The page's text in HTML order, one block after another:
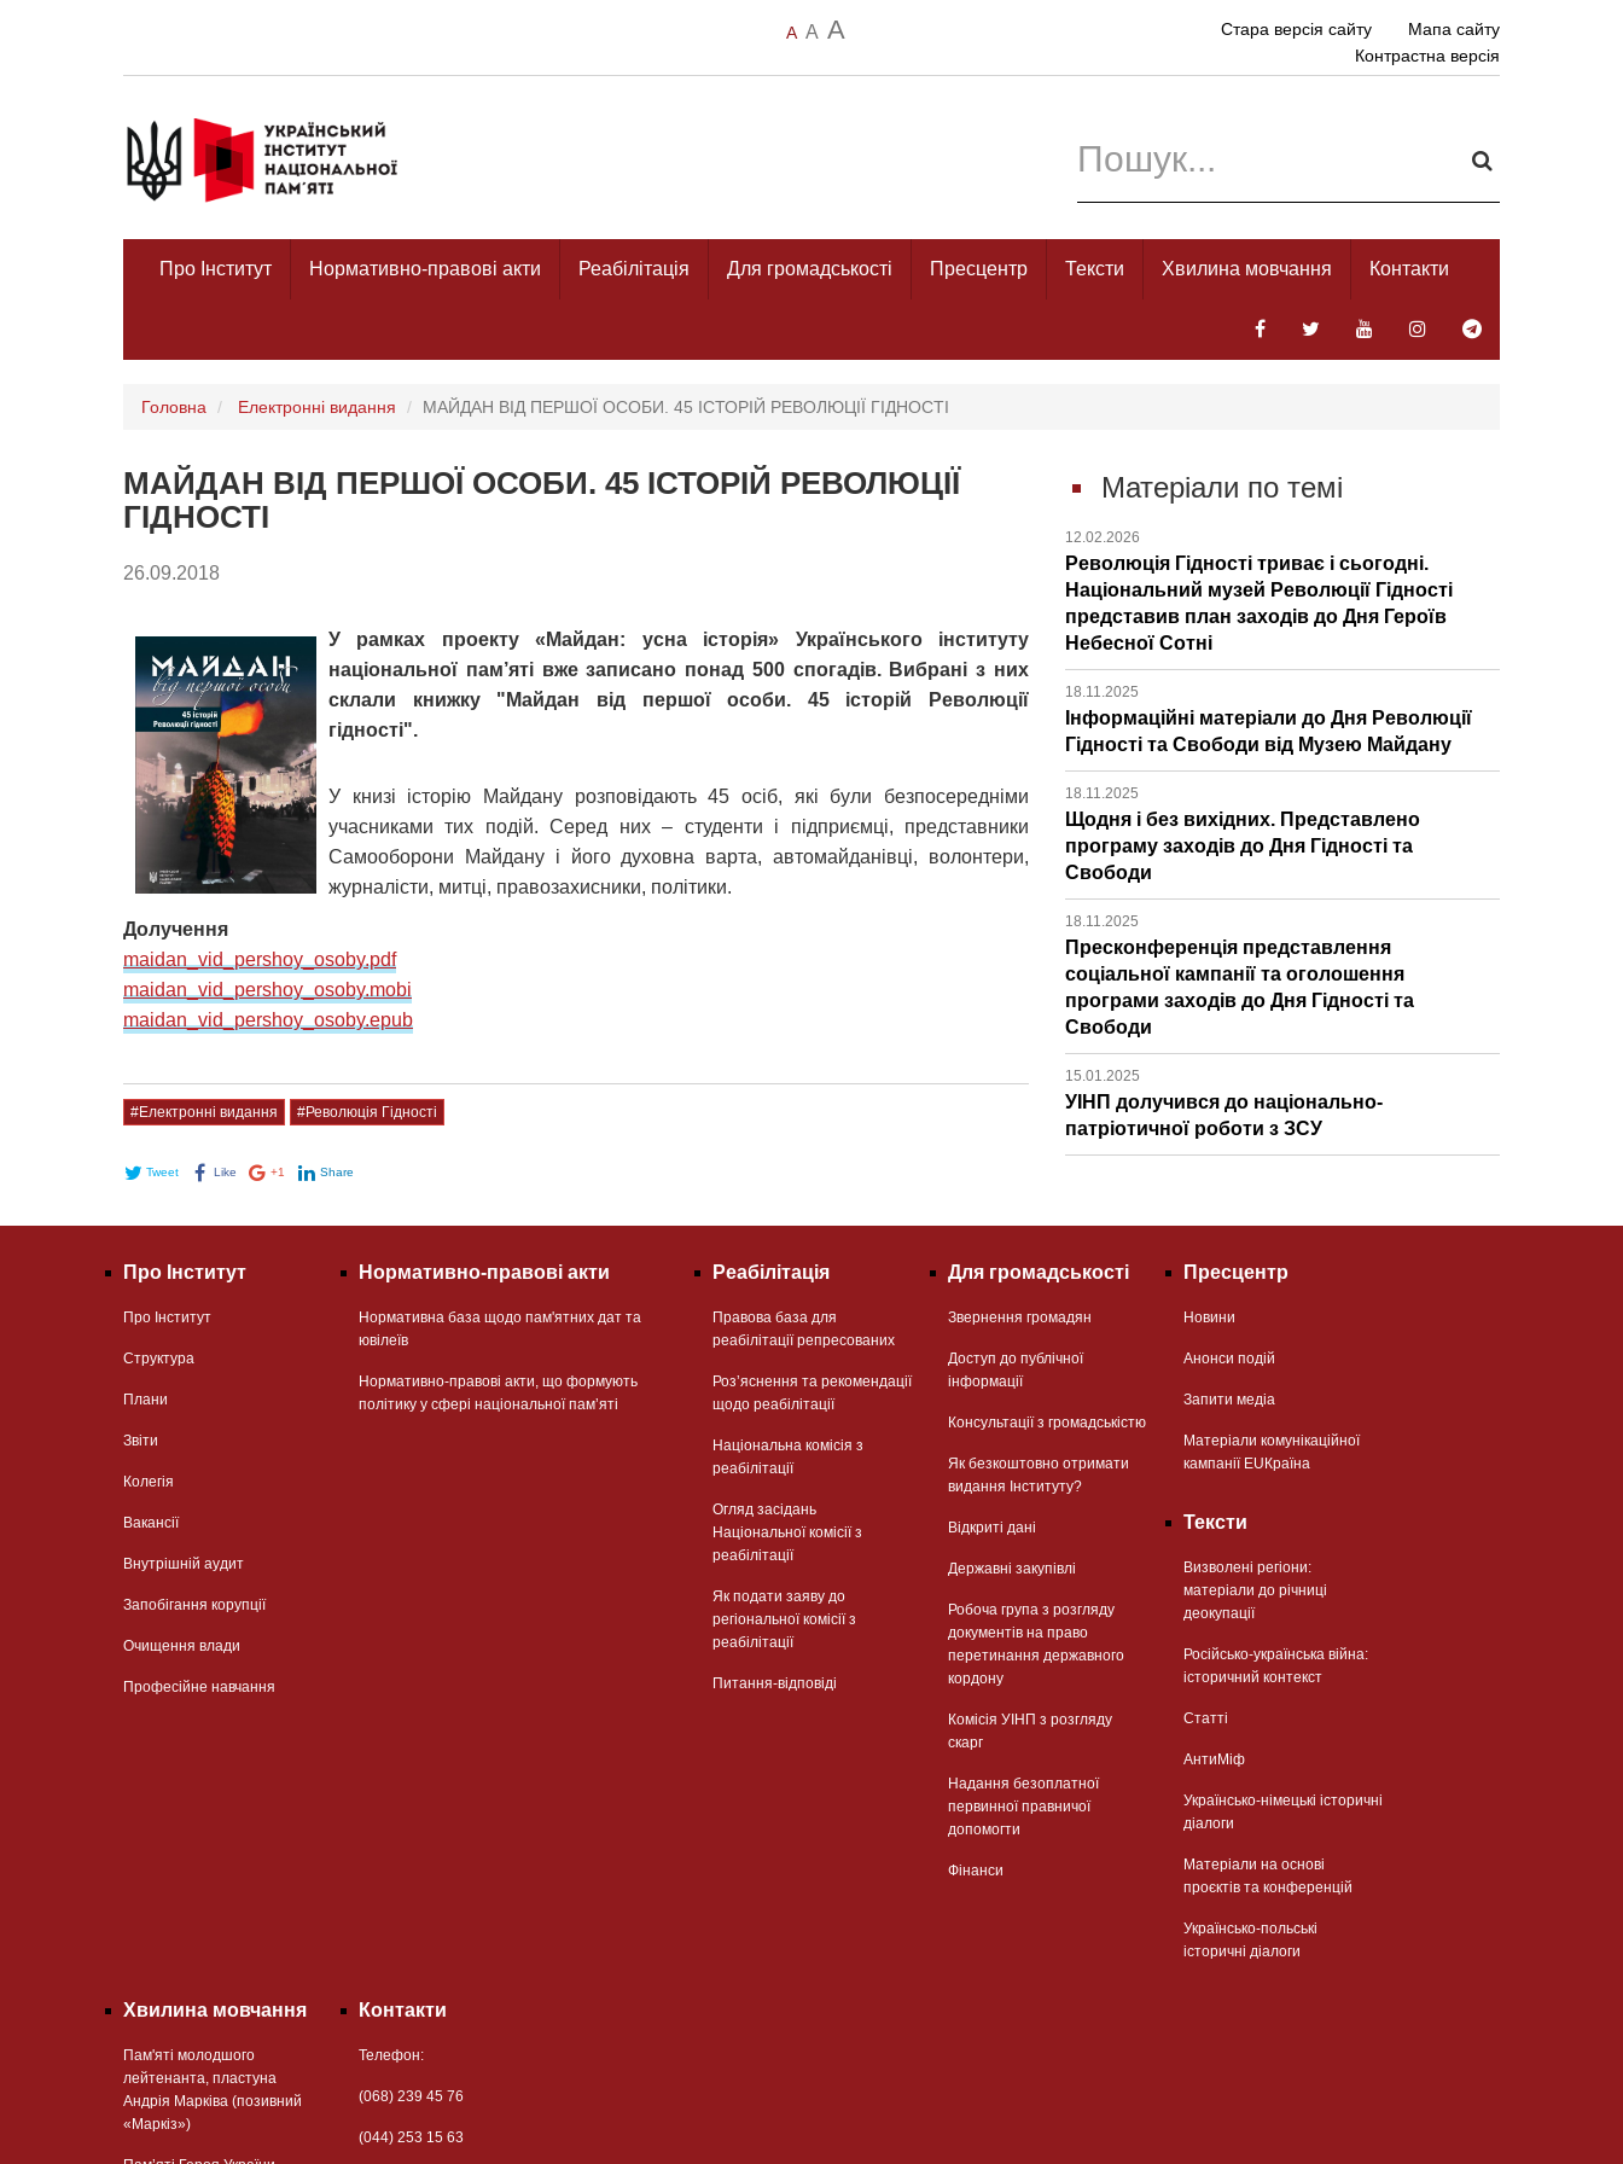
A A A Стара версія сайту
Мапа сайту
Контрастна версія
Про Інститут Нормативно-правові акти Реабілітація Для громадськості Пресцентр Тексти Хвилина мовчання Контакти
Головна Електронні видання МАЙДАН ВІД ПЕРШОЇ ОСОБИ. 45 ІСТОРІЙ РЕВОЛЮЦІЇ ГІДНОСТІ
МАЙДАН ВІД ПЕРШОЇ ОСОБИ. 45 ІСТОРІЙ РЕВОЛЮЦІЇ
ГІДНОСТІ
26.09.2018
У рамках проекту «Майдан: усна історія» Українського інституту
національної пам’яті вже записано понад 500 спогадів. Вибрані з них
склали книжку "Майдан від першої особи. 45 історій Революції
гідності".
У книзі історію Майдану розповідають 45 осіб, які були безпосередніми
учасниками тих подій. Серед них – студенти і підприємці, представники
Самооборони Майдану і його духовна варта, автомайданівці, волонтери,
журналісти, митці, правозахисники, політики.
Долучення
maidan_vid_pershoy_osoby.pdf
maidan_vid_pershoy_osoby.mobi
maidan_vid_pershoy_osoby.epub
#Електронні видання #Революція Гідності
Tweet Like +1 Share
Матеріали по темі
12.02.2026
Революція Гідності триває і сьогодні.
Національний музей Революції Гідності
представив план заходів до Дня Героїв
Небесної Сотні
18.11.2025
Інформаційні матеріали до Дня Революції
Гідності та Свободи від Музею Майдану
18.11.2025
Щодня і без вихідних. Представлено
програму заходів до Дня Гідності та
Свободи
18.11.2025
Пресконференція представлення
соціальної кампанії та оголошення
програми заходів до Дня Гідності та
Свободи
15.01.2025
УІНП долучився до національно-
патріотичної роботи з ЗСУ
Про Інститут
Про Інститут
Структура
Плани
Звіти
Колегія
Вакансії
Внутрішній аудит
Запобігання корупції
Очищення влади
Професійне навчання
Нормативно-правові акти
Нормативна база щодо пам'ятних дат та
ювілеїв
Нормативно-правові акти, що формують
політику у сфері національної памʼяті
Реабілітація
Правова база для
реабілітації репресованих
Розʼяснення та рекомендації
щодо реабілітації
Національна комісія з
реабілітації
Огляд засідань
Національної комісії з
реабілітації
Як подати заяву до
регіональної комісії з
реабілітації
Питання-відповіді
Для громадськості
Звернення громадян
Доступ до публічної
інформації
Консультації з громадськістю
Як безкоштовно отримати
видання Інституту?
Відкриті дані
Державні закупівлі
Робоча група з розгляду
документів на право
перетинання державного
кордону
Комісія УІНП з розгляду
скарг
Надання безоплатної
первинної правничої
допомогти
Фінанси
Пресцентр
Новини
Анонси подій
Запити медіа
Матеріали комунікаційної
кампанії EUКраїна
Тексти
Визволені регіони:
матеріали до річниці
деокупації
Російсько-українська війна:
історичний контекст
Статті
АнтиМіф
Українсько-німецькі історичні
діалоги
Матеріали на основі
проєктів та конференцій
Українсько-польські
історичні діалоги
Хвилина мовчання
Пам'яті молодшого
лейтенанта, пластуна
Андрія Марківа (позивний
«Маркіз»)
Контакти
Телефон:
(068) 239 45 76
(044) 253 15 63